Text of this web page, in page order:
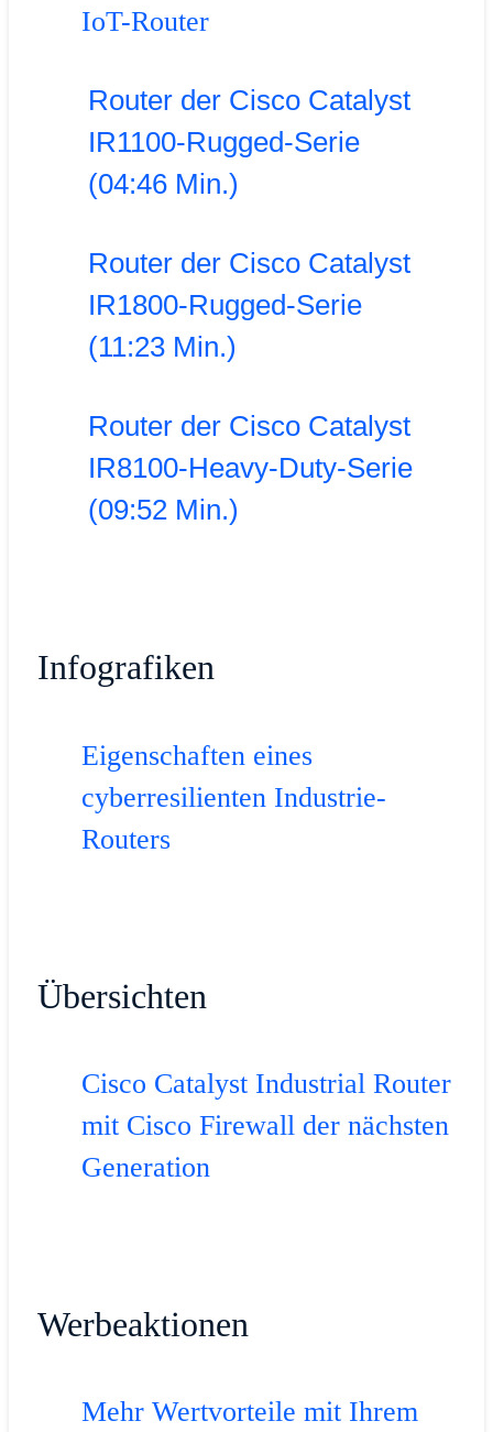
IoT-Router
Router der Cisco Catalyst
IR1100-Rugged-Serie
(04:46 Min.)
Router der Cisco Catalyst
IR1800-Rugged-Serie
(11:23 Min.)
Router der Cisco Catalyst
IR8100-Heavy-Duty-Serie
(09:52 Min.)
Infografiken
Eigenschaften eines
cyberresilienten Industrie-
Routers
Übersichten
Cisco Catalyst Industrial Router
mit Cisco Firewall der nächsten
Generation
Werbeaktionen
Mehr Wertvorteile mit Ihrem